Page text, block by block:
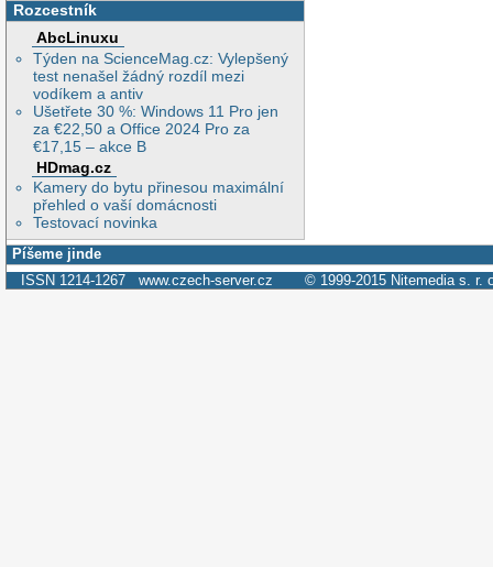
Rozcestník
AbcLinuxu
Týden na ScienceMag.cz: Vylepšený
test nenašel žádný rozdíl mezi
vodíkem a antiv
Ušetřete 30 %: Windows 11 Pro jen
za €22,50 a Office 2024 Pro za
€17,15 – akce B
HDmag.cz
Kamery do bytu přinesou maximální
přehled o vaší domácnosti
Testovací novinka
Píšeme jinde
ISSN 1214-1267 www.czech-server.cz © 1999-2015 Nitemedia s. r.